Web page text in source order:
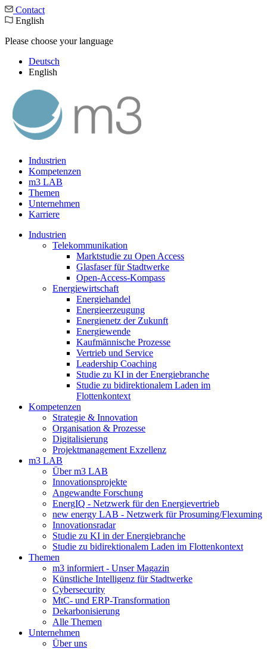
Contact
English
Please choose your language
Deutsch
English
Industrien
Kompetenzen
m3 LAB
Themen
Unternehmen
Karriere
Industrien
Telekommunikation
Marktstudie zu Open Access
Glasfaser für Stadtwerke
Open-Access-Kompass
Energiewirtschaft
Energiehandel
Energieerzeugung
Energienetz der Zukunft
Energiewende
Kaufmännische Prozesse
Vertrieb und Service
Leadership Coaching
Studie zu KI in der Energiebranche
Studie zu bidirektionalem Laden im
Flottenkontext
Kompetenzen
Strategie & Innovation
Organisation & Prozesse
Digitalisierung
Projektmanagement Exzellenz
m3 LAB
Über m3 LAB
Innovationsprojekte
Angewandte Forschung
EnergIQ - Netzwerk für den Energievertrieb
new energy LAB - Netzwerk für Prosuming/Flexuming
Innovationsradar
Studie zu KI in der Energiebranche
Studie zu bidirektionalem Laden im Flottenkontext
Themen
m3 informiert - Unser Magazin
Künstliche Intelligenz für Stadtwerke
Cybersecurity
MtC- und ERP-Transformation
Dekarbonisierung
Alle Themen
Unternehmen
Über uns